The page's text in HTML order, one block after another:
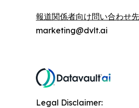
報道関係者向け問い合わせ先
marketing@dvlt.ai
Legal Disclaimer: